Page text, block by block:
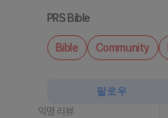
PRS Bible
Bible Community
익명 리뷰
팔로우